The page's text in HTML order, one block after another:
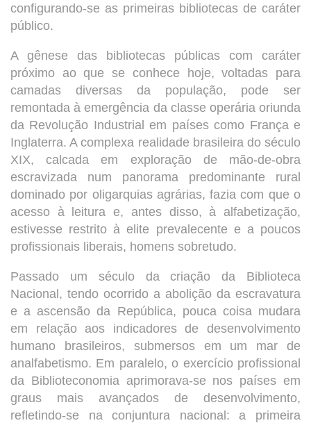
configurando-se as primeiras bibliotecas de caráter
público.
A gênese das bibliotecas públicas com caráter
próximo ao que se conhece hoje, voltadas para
camadas diversas da população, pode ser
remontada à emergência da classe operária oriunda
da Revolução Industrial em países como França e
Inglaterra. A complexa realidade brasileira do século
XIX, calcada em exploração de mão-de-obra
escravizada num panorama predominante rural
dominado por oligarquias agrárias, fazia com que o
acesso à leitura e, antes disso, à alfabetização,
estivesse restrito à elite prevalecente e a poucos
profissionais liberais, homens sobretudo.
Passado um século da criação da Biblioteca
Nacional, tendo ocorrido a abolição da escravatura
e a ascensão da República, pouca coisa mudara
em relação aos indicadores de desenvolvimento
humano brasileiros, submersos em um mar de
analfabetismo. Em paralelo, o exercício profissional
da Biblioteconomia aprimorava-se nos países em
graus mais avançados de desenvolvimento,
refletindo-se na conjuntura nacional: a primeira